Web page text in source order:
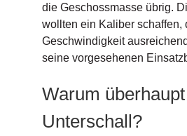
die Geschossmasse übrig.
wollten ein Kaliber schaffen,
Geschwindigkeit
seine vorgesehenen
Warum überhaupt
Unterschall?